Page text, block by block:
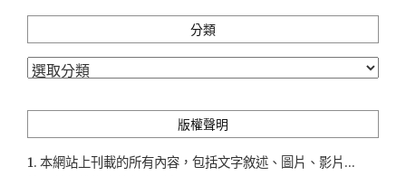
分類
分
版權聲明
1. 本網站上刊載的所有內容，包括文字敘述、圖片、影片...